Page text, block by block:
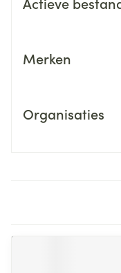
Merken
Organisaties